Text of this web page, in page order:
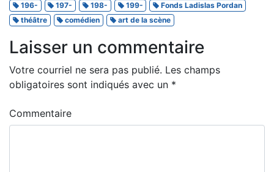
196- 197- 198- 199-
Fonds Ladislas Pordan
théâtre
comédien art de la scène
Laisser un commentaire
Votre courriel ne sera pas publié. Les champs
obligatoires sont indiqués avec un *
Commentaire